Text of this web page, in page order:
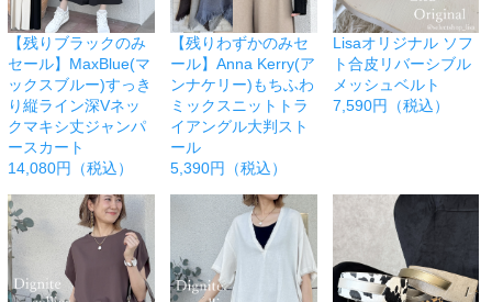
【残りブラックのみ
セール】MaxBlue(マ
ックスブルー)すっき
り縦ライン深Vネッ
クマキシ丈ジャンパ
ースカート
14,080円（税込）
【残りわずかのみセ
ール】Anna Kerry(ア
ンナケリー)もちふわ
ミックスニットトラ
イアングル大判スト
ール
5,390円（税込）
Lisaオリジナル ソフ
ト合皮リバーシブル
メッシュベルト
7,590円（税込）